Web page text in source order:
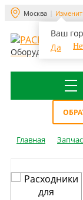
Москва
Ваш
Да
Оборудование
Главная